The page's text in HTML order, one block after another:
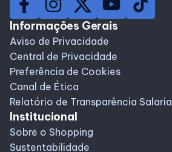
Programa de benefícios
Informações Gerais
Aviso de Privacidade
Central de Privacidade
Preferência de Cookies
Canal de Ética
Relatório de Transparência Salarial
Institucional
Sobre o Shopping
Sustentabilidade